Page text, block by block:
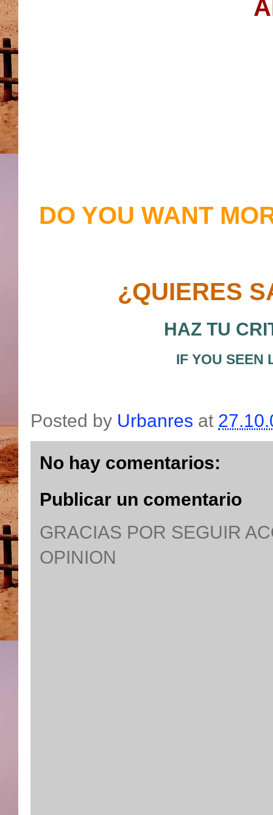
DO YOU WANT
¿QUIERES
HAZ TU
IF YOU SEEN
Posted by Urbanres at
No hay comentarios:
Publicar un comentario
GRACIAS POR SEGUIR
OPINION